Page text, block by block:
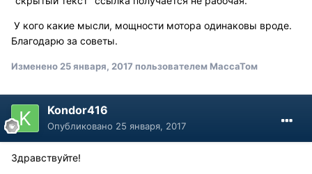
У кого какие мысли, мощности мотора одинаковы вроде.
Благодарю за советы.
Изменено 25 января, 2017 пользователем МассаТом
Kondor416
Опубликовано 25 января, 2017
Здравствуйте!